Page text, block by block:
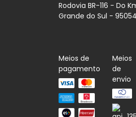
Rodovia BR-116 - Do
Grande do Sul -
Meios de
pagamento
Meios
de
envio